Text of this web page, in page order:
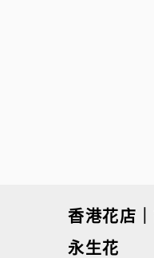
香港花店
永生花